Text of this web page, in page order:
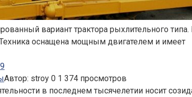
вариант трактора рыхлительного
оснащена мощным двигателем и имеет
Автор: stroy 0 1 374 просмотров
в последнем тысячелетии носит